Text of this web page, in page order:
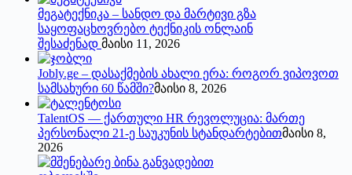
მეგატექნიკა – სანდო და მარტივი გზა
საყოფაცხოვრებო ტექნიკის ონლაინ
შესაძენად მაისი 11, 2026
Jobly.ge – დასაქმების ახალი ერა: როგორ ვიპოვოთ
სამსახური 60 წამში?მაისი 8, 2026
TalentOS — ქართული HR რევოლუცია: მართე
პერსონალი 21-ე საუკუნის სტანდარტებითმაისი 8,
2026